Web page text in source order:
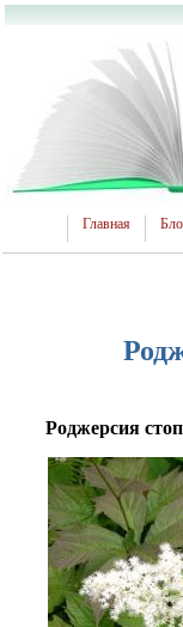
Главная
Роджерсия